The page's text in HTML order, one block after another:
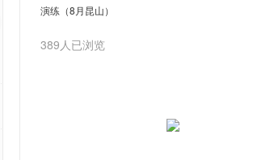
演练（8月昆山）
389人已浏览